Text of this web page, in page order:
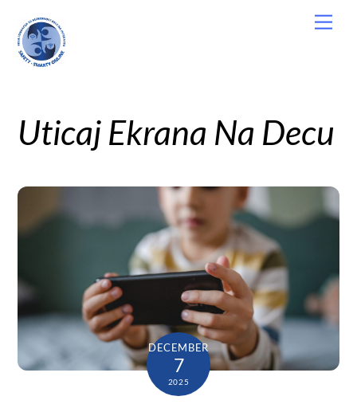
content
Uticaj Ekrana Na Decu
DECEMBER
7
2025